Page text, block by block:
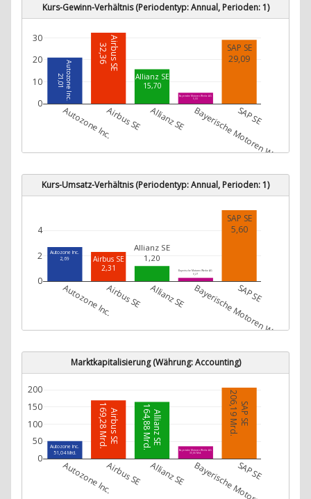
Kurs-Gewinn-Verhältnis (Periodentyp: Annual, Perioden: 1)
Autozone Inc.
21,01
Airbus SE
32,36
Allianz SE
15,70
Bayerische Motoren Werke AG
5,03
SAP SE
29,09
Autozone Inc.Airbus SE Allianz SE Bayerische Motoren Werke AG
SAP SE
0
10
20
30
Kurs-Umsatz-Verhältnis (Periodentyp: Annual, Perioden: 1)
Autozone Inc.
2,69 Airbus SE
2,31
Allianz SE
1,20
Bayerische Motoren Werke AG
0,27
SAP SE
5,60
Autozone Inc.Airbus SE Allianz SE Bayerische Motoren Werke AG
SAP SE
0
2
4
Marktkapitalisierung (Währung: Accounting)
Autozone Inc.
51,04 Mrd.
Airbus SE
169,28 Mrd. Allianz SE
164,88 Mrd.
Bayerische Motoren Werke AG
35,66 Mrd.
SAP SE
206,19 Mrd.
Autozone Inc.Airbus SE Allianz SE SAP SE
0
50
100
150
200